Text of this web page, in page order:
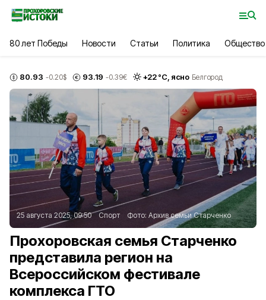
80 лет Победы Новости Статьи Политика Общество
80.93 -0.20$ 93.19 -0.39€ +22°С, ясно Белгород
25 августа 2025, 09:50 Спорт Фото: Архив семьи Старченко
Прохоровская семья Старченко
представила регион на
Всероссийском фестивале
комплекса ГТО